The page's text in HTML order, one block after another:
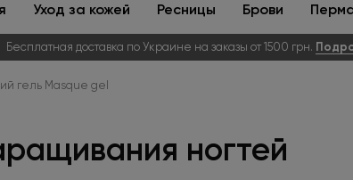
Уход за кожей Ресницы Брови
Бесплатная доставка по Украине на заказы от 1500 грн.
гель Masque gel
ногтей